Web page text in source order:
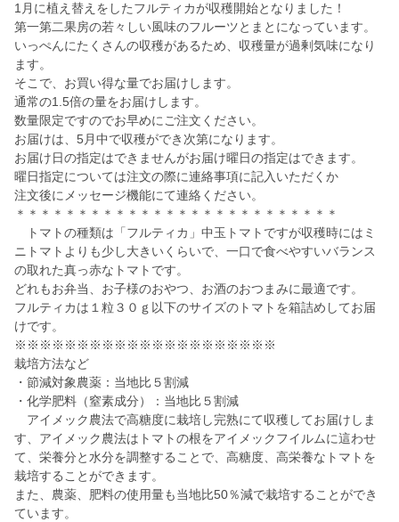
1月に植え替えをしたフルティカが収穫開始となりました！
第一第二果房の若々しい風味のフルーツとまとになっています。
いっぺんにたくさんの収穫があるため、収穫量が過剰気味になり
ます。
そこで、お買い得な量でお届けします。
通常の1.5倍の量をお届けします。
数量限定ですのでお早めにご注文ください。
お届けは、5月中で収穫ができ次第になります。
お届け日の指定はできませんがお届け曜日の指定はできます。
曜日指定については注文の際に連絡事項に記入いただくか
注文後にメッセージ機能にて連絡ください。
＊＊＊＊＊＊＊＊＊＊＊＊＊＊＊＊＊＊＊＊＊＊＊＊＊＊
トマトの種類は「フルティカ」中玉トマトですが収穫時にはミ
ニトマトよりも少し大きいくらいで、一口で食べやすいバランス
の取れた真っ赤なトマトです。
どれもお弁当、お子様のおやつ、お酒のおつまみに最適です。
フルティカは１粒３０ｇ以下のサイズのトマトを箱詰めしてお届
けです。
※※※※※※※※※※※※※※※※※※※※※
栽培方法など
・節減対象農薬：当地比５割減
・化学肥料（窒素成分）：当地比５割減
アイメック農法で高糖度に栽培し完熟にて収穫してお届けしま
す、アイメック農法はトマトの根をアイメックフイルムに這わせ
て、栄養分と水分を調整することで、高糖度、高栄養なトマトを
栽培することができます。
また、農薬、肥料の使用量も当地比50％減で栽培することができ
ています。